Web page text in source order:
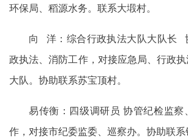
环保局、稻源水务。联系大塅村。
向 洋：综合行政执法大队大队长
政执法、消防工作，对接应急局、行政
大队。协助联系苏宝顶村。
易传衡：四级调研员 协管纪检监
作，对接市纪委监委、巡察办。协助联系